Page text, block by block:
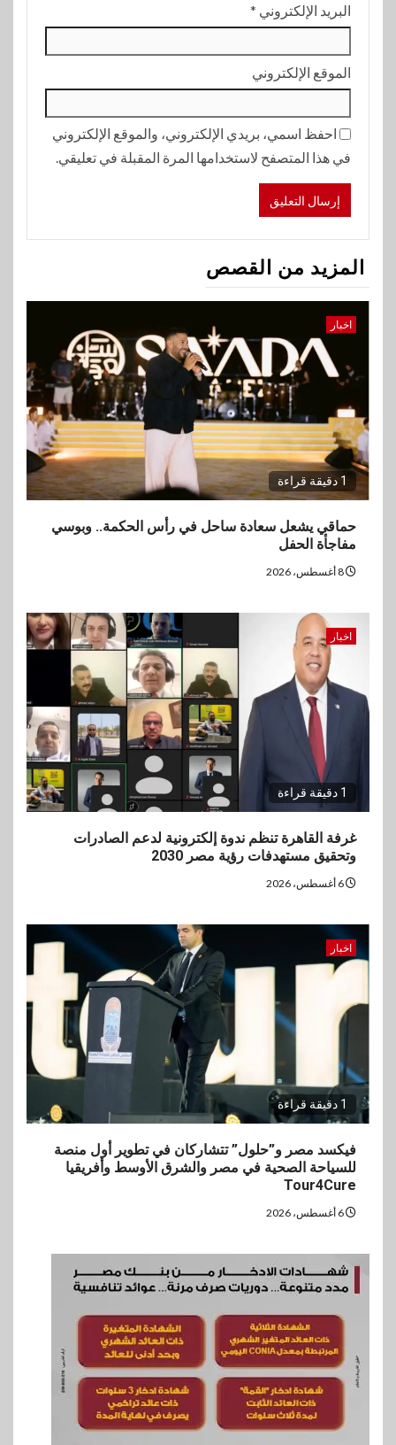
البريد الإلكتروني *
الموقع الإلكتروني
احفظ اسمي، بريدي الإلكتروني، والموقع الإلكتروني
في هذا المتصفح لاستخدامها المرة المقبلة في تعليقي.
المزيد من القصص
اخبار
1 دقيقة قراءة
حماقي يشعل سعادة ساحل في رأس الحكمة.. وبوسي
مفاجأة الحفل
اخبار
1 دقيقة قراءة
غرفة القاهرة تنظم ندوة إلكترونية لدعم الصادرات
وتحقيق مستهدفات رؤية مصر 2030
اخبار
1 دقيقة قراءة
فيكسد مصر و”حلول” تتشاركان في تطوير أول منصة
للسياحة الصحية في مصر والشرق الأوسط وأفريقيا
Tour4Cure